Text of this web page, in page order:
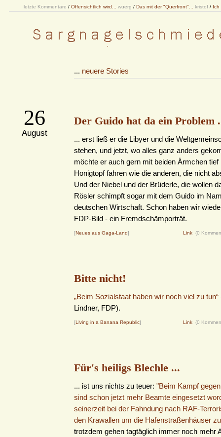
letzte Kommentare / Offensichtlich wird... wuerg / Das mit der "Querfront"... kristof / Ich
... neuere Stories
26
August
Der Guido hat da ein Problem
... erst ließ er die Libyer und die
stehen, und jetzt, wo alles ganz anders
möchte er auch gern mit beiden Ärmchen tief
Honigtopf fahren wie die anderen, die nicht
Und der Niebel und der Brüderle, die wollen
Rösler schimpft sogar mit dem Guido im
deutschen Wirtschaft. Schon haben wir
FDP-Bild - ein Fremdschämporträt.
[Neues aus Gaga-Land] Link (0
Bitte nicht!
„Beim Sozialstaat haben wir noch viel zu tun“
Lindner, FDP).
[Living in a Banana Republic] Link (0
Für's heiligs Blechle ...
... ist uns nichts zu teuer: "Beim Kampf
sind schon jetzt mehr Beamte eingesetzt
seinerzeit bei der Fahndung nach RAF-
den Krawallen um die Hafenstraßenhäuser
trotzdem gehen tagtäglich immer noch mehr